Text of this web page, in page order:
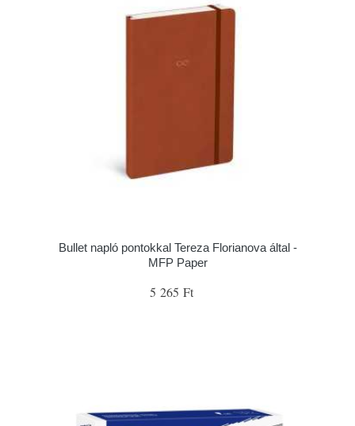
Bullet napló pontokkal Tereza Florianova által -
MFP Paper
5 265 Ft